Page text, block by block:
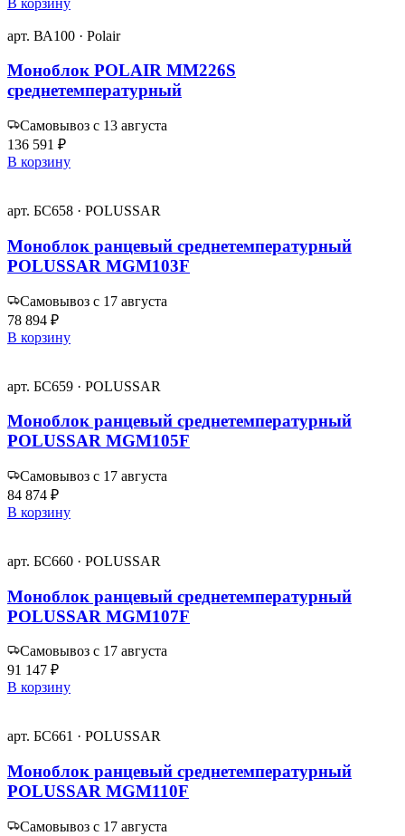
арт. ВА100 · Polair
Моноблок POLAIR MM226S
среднетемпературный
Самовывоз с 13 августа
136 591 ₽
В корзину
арт. БС658 · POLUSSAR
Моноблок ранцевый среднетемпературный
POLUSSAR MGM103F
Самовывоз с 17 августа
78 894 ₽
В корзину
арт. БС659 · POLUSSAR
Моноблок ранцевый среднетемпературный
POLUSSAR MGM105F
Самовывоз с 17 августа
84 874 ₽
В корзину
арт. БС660 · POLUSSAR
Моноблок ранцевый среднетемпературный
POLUSSAR MGM107F
Самовывоз с 17 августа
91 147 ₽
В корзину
арт. БС661 · POLUSSAR
Моноблок ранцевый среднетемпературный
POLUSSAR MGM110F
Самовывоз с 17 августа